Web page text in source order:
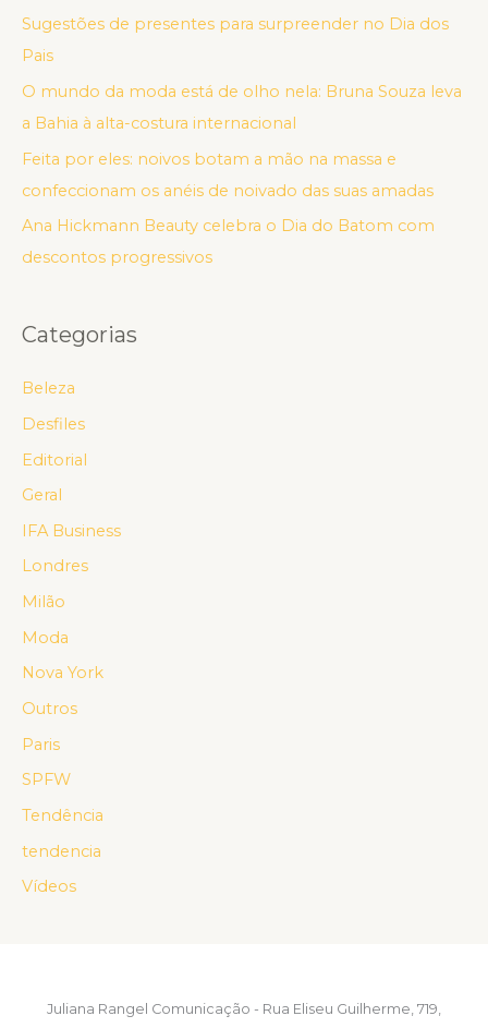
Sugestões de presentes para surpreender no Dia dos
Pais
O mundo da moda está de olho nela: Bruna Souza leva
a Bahia à alta-costura internacional
Feita por eles: noivos botam a mão na massa e
confeccionam os anéis de noivado das suas amadas
Ana Hickmann Beauty celebra o Dia do Batom com
descontos progressivos
Categorias
Beleza
Desfiles
Editorial
Geral
IFA Business
Londres
Milão
Moda
Nova York
Outros
Paris
SPFW
Tendência
tendencia
Vídeos
Juliana Rangel Comunicação - Rua Eliseu Guilherme, 719,